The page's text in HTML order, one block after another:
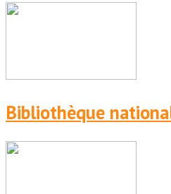
Bibliothèque